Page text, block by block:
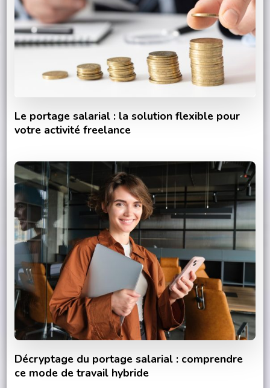
Le portage salarial : la solution flexible pour
votre activité freelance
Décryptage du portage salarial : comprendre
ce mode de travail hybride